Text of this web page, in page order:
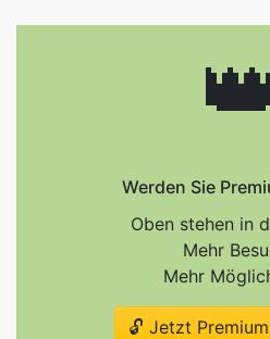
Werden Sie
Oben stehen in
Mehr
Mehr
🔓 Jetzt